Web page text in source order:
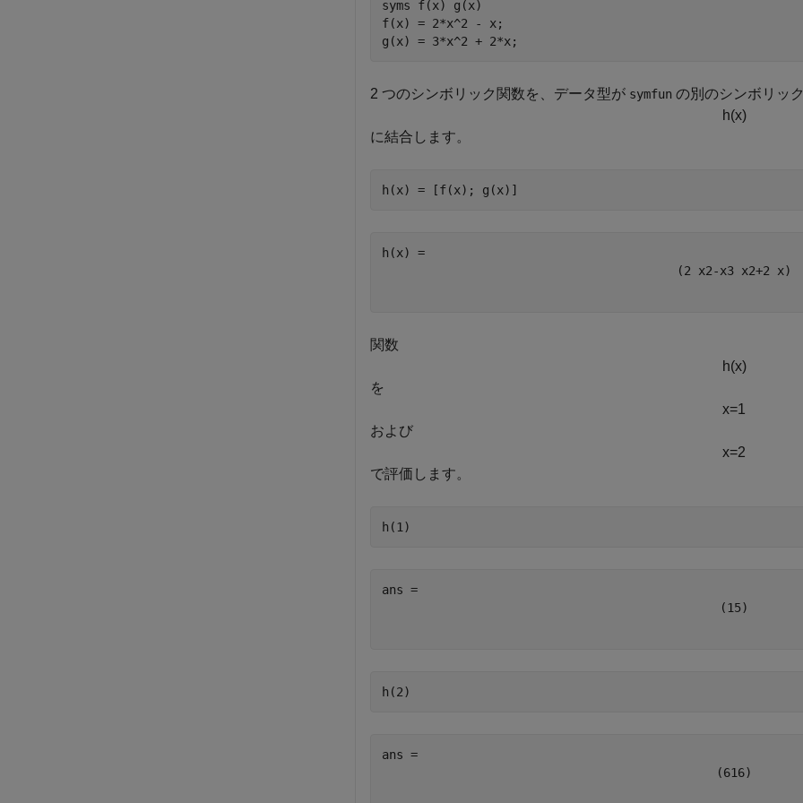
syms f(x)
g(x)
f(x) = 2*x^2 - x;
g(x) = 3*x^2 + 2*x;
2 つのシンボリック関数を、データ型が symfun の別のシンボリッ
h(x)
に結合します。
h(x) = [f(x); g(x)]
(2 x2-x3 x2+2 x)
関数
h(x)
を
x=1
および
x=2
で評価します。
h(1)
(15)
h(2)
(616)